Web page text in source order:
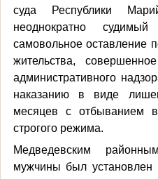
суда Республики
неоднократно
самовольное оставление
жительства,
административного
наказанию в виде
месяцев с отбыванием в
строгого режима.
Медведевским
мужчины был установлен